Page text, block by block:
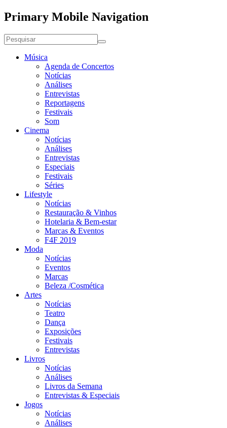
Primary Mobile Navigation
Música
Agenda de Concertos
Notícias
Análises
Entrevistas
Reportagens
Festivais
Som
Cinema
Notícias
Análises
Entrevistas
Especiais
Festivais
Séries
Lifestyle
Notícias
Restauração & Vinhos
Hotelaria & Bem-estar
Marcas & Eventos
F4F 2019
Moda
Notícias
Eventos
Marcas
Beleza /Cosmética
Artes
Notícias
Teatro
Dança
Exposições
Festivais
Entrevistas
Livros
Notícias
Análises
Livros da Semana
Entrevistas & Especiais
Jogos
Notícias
Análises